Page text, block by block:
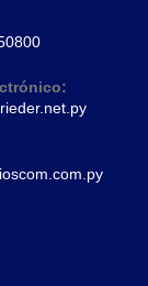
Se
aplicación
Se